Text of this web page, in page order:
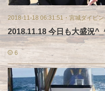
2018-11-18 06:31:51 ・ 宮城ダイビ
2018.11.18 今日も大盛況
6